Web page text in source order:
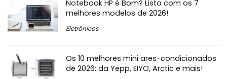
Notebook HP é Bom? Lista com os 7
melhores modelos de 2026!
Eletrônicos
Os 10 melhores mini ares-condicionados
de 2026: da Yepp, EIYO, ‎Arctic e mais!